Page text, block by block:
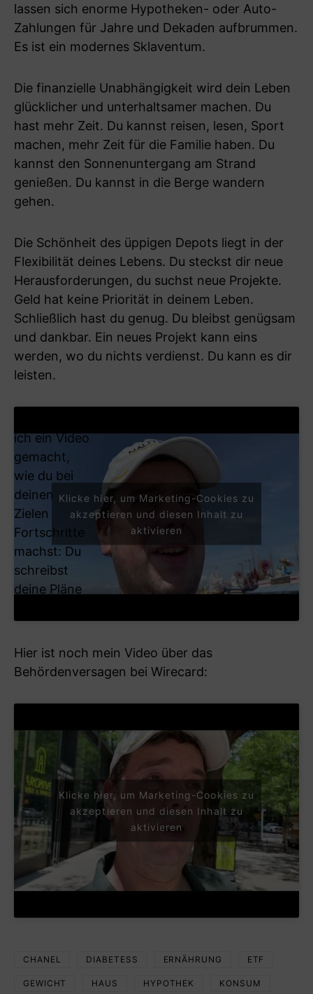
lassen sich enorme Hypotheken- oder Auto-
Zahlungen für Jahre und Dekaden aufbrummen.
Es ist ein modernes Sklaventum.
Die finanzielle Unabhängigkeit wird dein Leben
glücklicher und unterhaltsamer machen. Du
hast mehr Zeit. Du kannst reisen, lesen, Sport
machen, mehr Zeit für die Familie haben. Du
kannst den Sonnenuntergang am Strand
genießen. Du kannst in die Berge wandern
gehen.
Die Schönheit des üppigen Depots liegt in der
Flexibilität deines Lebens. Du steckst dir neue
Herausforderungen, du suchst neue Projekte.
Geld hat keine Priorität in deinem Leben.
Schließlich hast du genug. Du bleibst genügsam
und dankbar. Ein neues Projekt kann eins
werden, wo du nichts verdienst. Du kann es dir
leisten.
ich ein Video
gemacht,
wie du bei
deinen
Zielen
Fortschritte
machst: Du
schreibst
deine Pläne
Klicke hier, um Marketing-Cookies zu
akzeptieren und diesen Inhalt zu
aktivieren
Hier ist noch mein Video über das
Behördenversagen bei Wirecard:
Klicke hier, um Marketing-Cookies zu
akzeptieren und diesen Inhalt zu
aktivieren
CHANEL DIABETESS ERNÄHRUNG ETF
GEWICHT HAUS HYPOTHEK KONSUM